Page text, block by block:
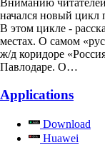
Вниманию
начался новый цикл
В этом цикле -
местах. О самом
ж/д коридоре
Павлодаре. О…
Applications
Download
Huawei